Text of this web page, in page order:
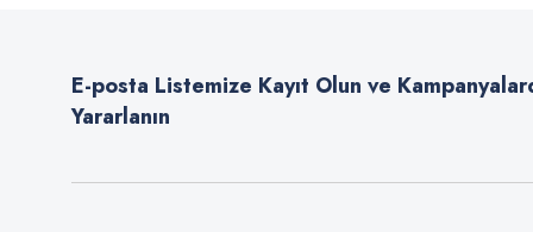
Ürün bilgilerinde hatalar bulunuyor.
Ürün fiyatı diğer sitelerden daha pahalı.
E-posta Listemize Kayıt Olun ve
Yararlanın